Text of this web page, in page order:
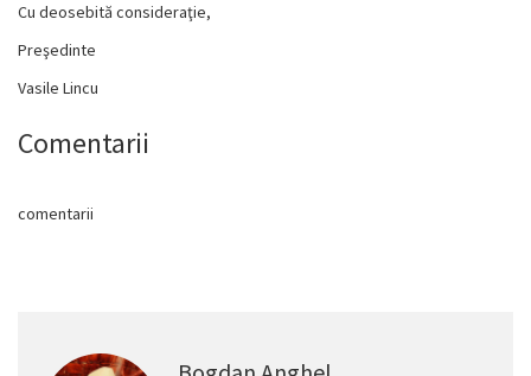
Cu deosebită consideraţie,
Preşedinte
Vasile Lincu
Comentarii
comentarii